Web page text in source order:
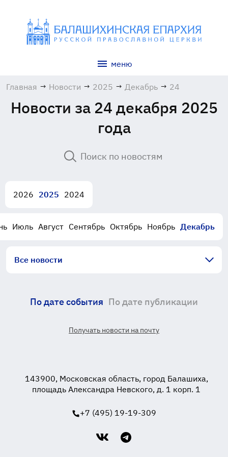
меню
Главная → Новости → 2025 → Декабрь → 24
Новости за 24 декабря 2025
года
2026 2025 2024
Июль Август Сентябрь Октябрь Ноябрь Декабрь
Все новости
По дате события По дате публикации
Получать новости на почту
143900, Московская область, город Балашиха,
площадь Александра Невского, д. 1 корп. 1
+7 (495) 19-19-309